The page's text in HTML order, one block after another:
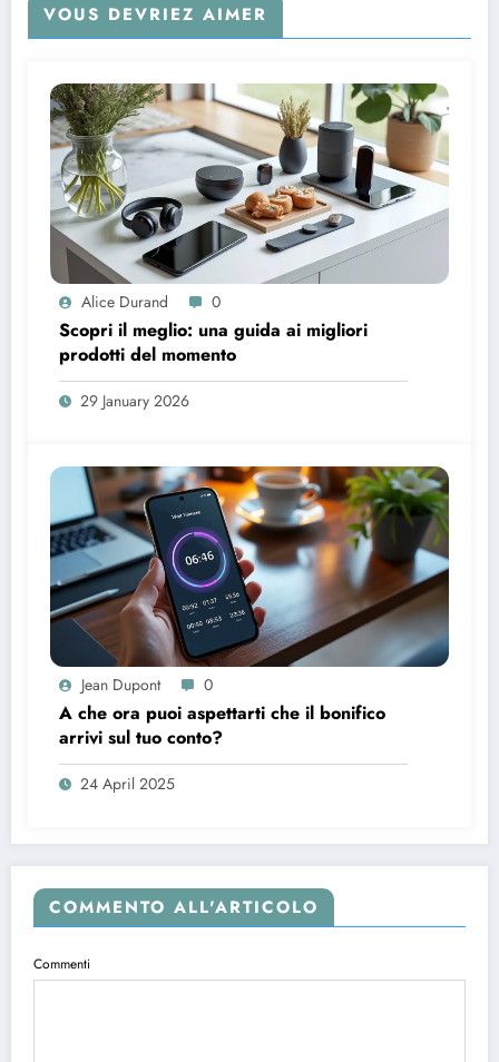
VOUS DEVRIEZ AIMER
Alice Durand 0
Scopri il meglio: una guida ai migliori
prodotti del momento
29 January 2026
Jean Dupont 0
A che ora puoi aspettarti che il bonifico
arrivi sul tuo conto?
24 April 2025
COMMENTO ALL'ARTICOLO
Commenti